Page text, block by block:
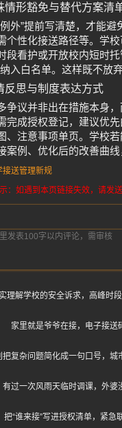
情形豁免与替代方案清
例外”提前写清楚，才能
个性化接送路径等。学校
段看护或开放校内短时
入白名单。这样既不放
反思与制度表达方式
争议并非出在措施本身，
完成授权登记，建议优
、注意事项单页。学校
案例、优化后的改善曲
接送管理新规
：如遇到本页链接失效，请发
理解学校的安全诉求，高峰时
家里就是爷爷在接，电子接送
把复杂问题简化成一句口号，城
有过一次风雨天临时调课，外婆
把“谁来接”写进授权清单，紧